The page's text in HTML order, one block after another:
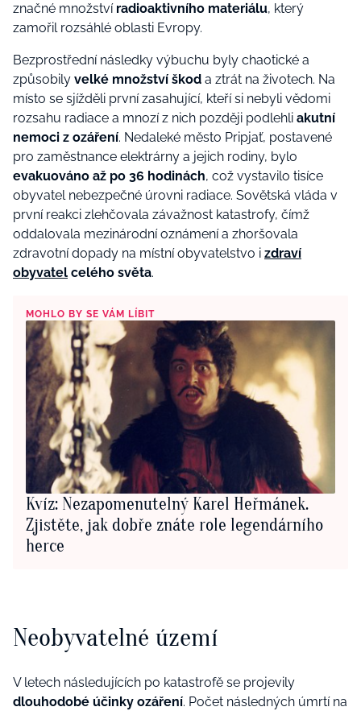
značné množství radioaktivního materiálu, který
zamořil rozsáhlé oblasti Evropy.
Bezprostřední následky výbuchu byly chaotické a
způsobily velké množství škod a ztrát na životech. Na
místo se sjížděli první zasahující, kteří si nebyli vědomi
rozsahu radiace a mnozí z nich později podlehli akutní
nemoci z ozáření. Nedaleké město Pripjať, postavené
pro zaměstnance elektrárny a jejich rodiny, bylo
evakuováno až po 36 hodinách, což vystavilo tisíce
obyvatel nebezpečné úrovni radiace. Sovětská vláda v
první reakci zlehčovala závažnost katastrofy, čímž
oddalovala mezinárodní oznámení a zhoršovala
zdravotní dopady na místní obyvatelstvo i zdraví
obyvatel celého světa.
MOHLO BY SE VÁM LÍBIT
Kvíz: Nezapomenutelný Karel Heřmánek.
Zjistěte, jak dobře znáte role legendárního
herce
Neobyvatelné území
V letech následujících po katastrofě se projevily
dlouhodobé účinky ozáření. Počet následných úmrtí na